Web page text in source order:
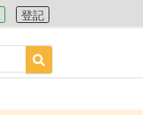
登記